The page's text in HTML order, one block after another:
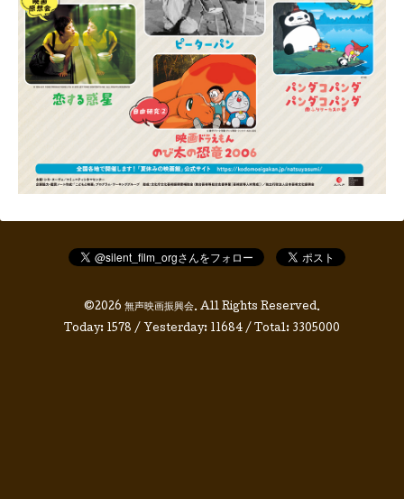
©2026 無声映画振興会. All Rights Reserved.
Today: 1578 / Yesterday: 11684 / Total: 3305000